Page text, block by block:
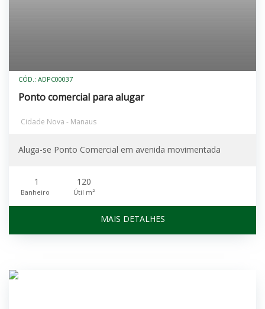
CÓD.: ADPC00037
Ponto comercial para alugar
Cidade Nova - Manaus
Aluga-se Ponto Comercial em avenida movimentada
1
Banheiro
120
Útil m²
MAIS DETALHES